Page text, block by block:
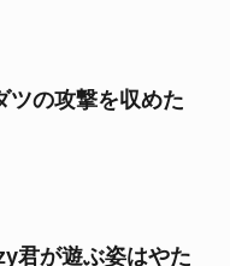
ツの攻撃を収めた
君が遊ぶ姿はやた